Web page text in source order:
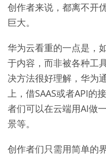
创作者来说，都离不开
巨大。
华为云看重的一点是，
于内容，而非被各种工
决方法很好理解，华为
上，借SAAS或者API
者们可以在云端用AI做
景等。
创作者们只需用简单的